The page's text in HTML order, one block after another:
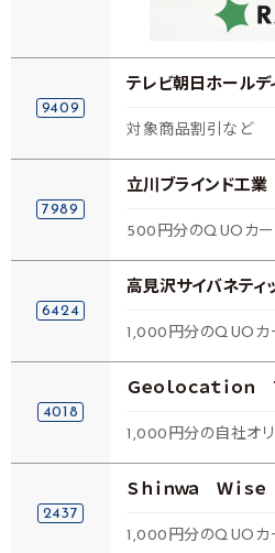
9409
テレビ朝日ホールデ
対象商品割引など
7989
立川ブラインド工業
500円分のQUOカー
6424
高見沢サイバネティ
1,000円分のQUOカ
4018
Ｇｅｏｌｏｃａｔｉｏｎ
1,000円分の自社オ
2437
Ｓｈｉｎｗａ Ｗｉｓｅ
1,000円分のQUOカ